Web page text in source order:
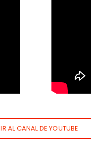
IR AL CANAL DE YOUTUBE